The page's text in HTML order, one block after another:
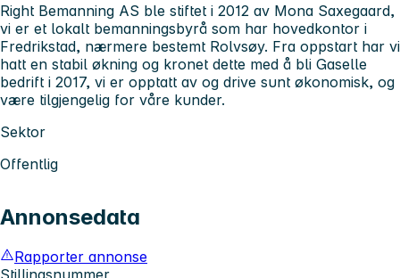
Right Bemanning AS ble stiftet i 2012 av Mona Saxegaard,
vi er et lokalt bemanningsbyrå som har hovedkontor i
Fredrikstad, nærmere bestemt Rolvsøy. Fra oppstart har vi
hatt en stabil økning og kronet dette med å bli Gaselle
bedrift i 2017, vi er opptatt av og drive sunt økonomisk, og
være tilgjengelig for våre kunder.
Sektor
Offentlig
Annonsedata
Rapporter annonse